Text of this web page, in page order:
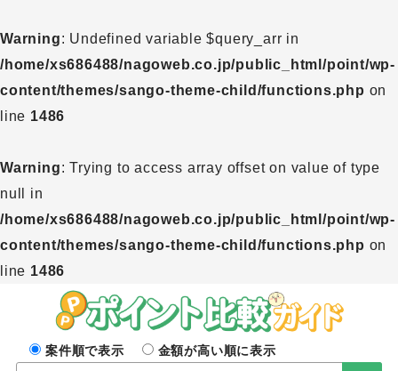
Warning: Undefined variable $query_arr in
/home/xs686488/nagoweb.co.jp/public_html/point/wp-
content/themes/sango-theme-child/functions.php on
line 1486
Warning: Trying to access array offset on value of type
null in
/home/xs686488/nagoweb.co.jp/public_html/point/wp-
content/themes/sango-theme-child/functions.php on
line 1486
案件順で表示 金額が高い順に表示